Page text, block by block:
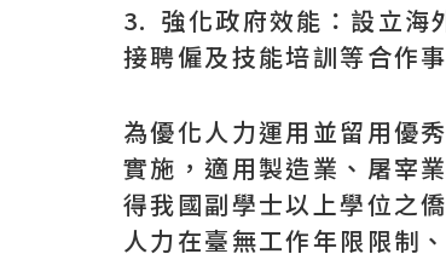
3. 強化政府效能：設立海
接聘僱及技能培訓等合作事
為優化人力運用並留用優
實施，適用製造業、屠宰
得我國副學士以上學位之
人力在臺無工作年限限制